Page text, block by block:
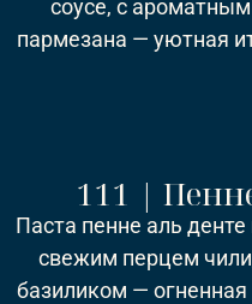
соусе, с
пармезана — уютная
111 |
Паста пенне аль
свежим перцем
базиликом — огненная